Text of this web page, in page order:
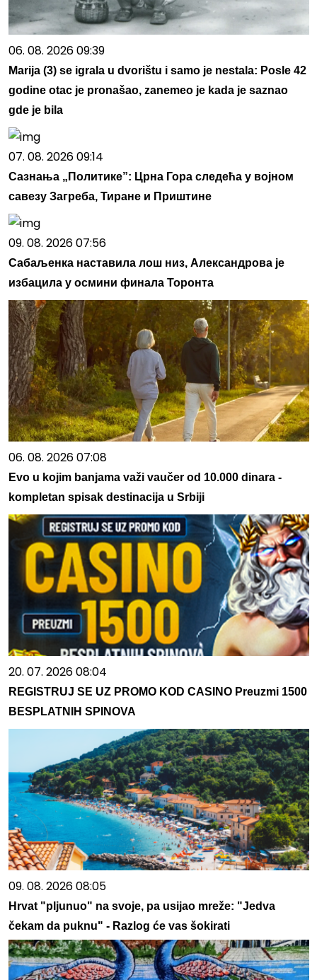
06. 08. 2026 09:39
Marija (3) se igrala u dvorištu i samo je nestala: Posle 42
godine otac je pronašao, zanemeo je kada je saznao
gde je bila
07. 08. 2026 09:14
Сазнања „Политике”: Црна Гора следећа у војном
савезу Загреба, Тиране и Приштине
09. 08. 2026 07:56
Сабаљенка наставила лош низ, Александрова је
избацила у осмини финала Торонта
06. 08. 2026 07:08
Evo u kojim banjama važi vaučer od 10.000 dinara -
kompletan spisak destinacija u Srbiji
20. 07. 2026 08:04
REGISTRUJ SE UZ PROMO KOD CASINO Preuzmi 1500
BESPLATNIH SPINOVA
09. 08. 2026 08:05
Hrvat "pljunuo" na svoje, pa usijao mreže: "Jedva
čekam da puknu" - Razlog će vas šokirati